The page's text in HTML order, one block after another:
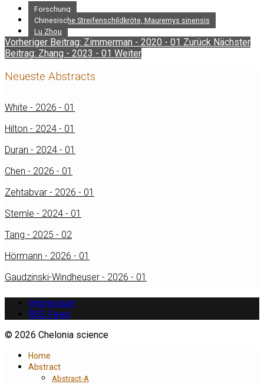
Forschung
Chinesische Streifenschildkröte, Mauremys sinensis
Lu Zhou
Vorheriger Beitrag: Zimmerman - 2020 - 01 Zurück Nächster
Beitrag: Zhang - 2023 - 01 Weiter
Neueste Abstracts
White - 2026 - 01
Hilton - 2024 - 01
Duran - 2024 - 01
Chen - 2026 - 01
Zehtabvar - 2026 - 01
Stemle - 2024 - 01
Tang - 2025 - 02
Hörmann - 2026 - 01
Gaudzinski-Windheuser - 2026 - 01
Impressum
RSS Feed
© 2026 Chelonia science
Home
Abstract
Abstract-A